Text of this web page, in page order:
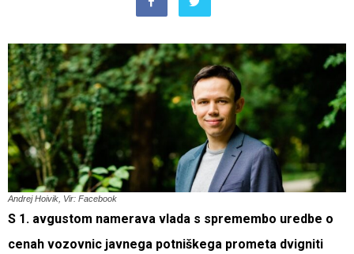
Andrej Hoivik, Vir: Facebook
S 1. avgustom namerava vlada s spremembo uredbe o
cenah vozovnic javnega potniškega prometa dvigniti